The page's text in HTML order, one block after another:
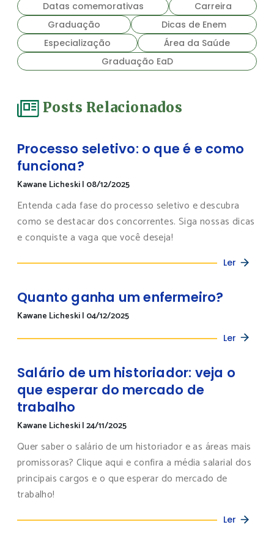
Datas comemorativas
Carreira
Graduação
Dicas de Enem
Especialização
Área da Saúde
Graduação EaD
Posts Relacionados
Processo seletivo: o que é e como
funciona?
Kawane Licheski| 08/12/2025
Entenda cada fase do processo seletivo e descubra
como se destacar dos concorrentes. Siga nossas dicas
e conquiste a vaga que você deseja!
Ler
Quanto ganha um enfermeiro?
Kawane Licheski| 04/12/2025
Ler
Salário de um historiador: veja o
que esperar do mercado de
trabalho
Kawane Licheski|24/11/2025
Quer saber o salário de um historiador e as áreas mais
promissoras? Clique aqui e confira a média salarial dos
principais cargos e o que esperar do mercado de
trabalho!
Ler